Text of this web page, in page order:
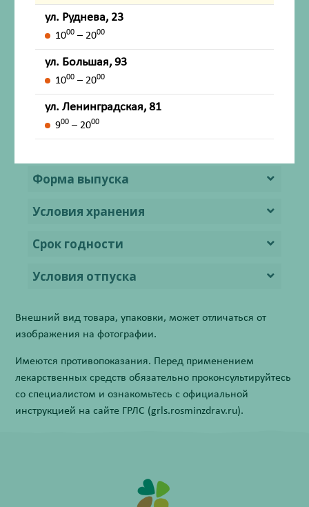
Способ применения и дозы
Побочное действие
Передозировка
Лекарственное взаимодействие
Форма выпуска
Условия хранения
Срок годности
Условия отпуска
Внешний вид товара, упаковки, может отличаться от
изображения на фотографии.
Имеются противопоказания. Перед применением
лекарственных средств обязательно проконсультируйтесь
со специалистом и ознакомьтесь с официальной
инструкцией на сайте ГРЛС (grls.rosminzdrav.ru).
ул. Руднева, 23
1000 – 2000
ул. Большая, 93
1000 – 2000
ул. Ленинградская, 81
900 – 2000